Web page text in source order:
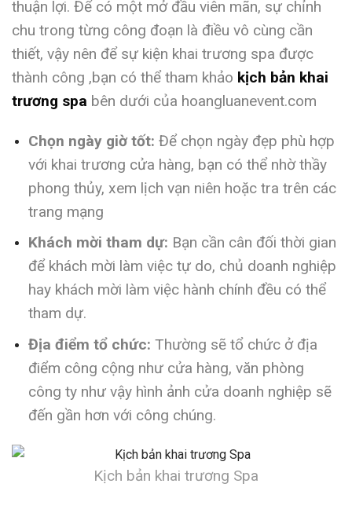
thuận lợi. Để có một mở đầu viên mãn, sự chỉnh
chu trong từng công đoạn là điều vô cùng cần
thiết, vậy nên để sự kiện khai trương spa được
thành công ,bạn có thể tham khảo kịch bản khai
trương spa bên dưới của hoangluanevent.com
Chọn ngày giờ tốt: Để chọn ngày đẹp phù hợp
với khai trương cửa hàng, bạn có thể nhờ thầy
phong thủy, xem lịch vạn niên hoặc tra trên các
trang mạng
Khách mời tham dự: Bạn cần cân đối thời gian
để khách mời làm việc tự do, chủ doanh nghiệp
hay khách mời làm việc hành chính đều có thể
tham dự.
Địa điểm tổ chức: Thường sẽ tổ chức ở địa
điểm công cộng như cửa hàng, văn phòng
công ty như vậy hình ảnh cửa doanh nghiệp sẽ
đến gần hơn với công chúng.
Kịch bản khai trương Spa